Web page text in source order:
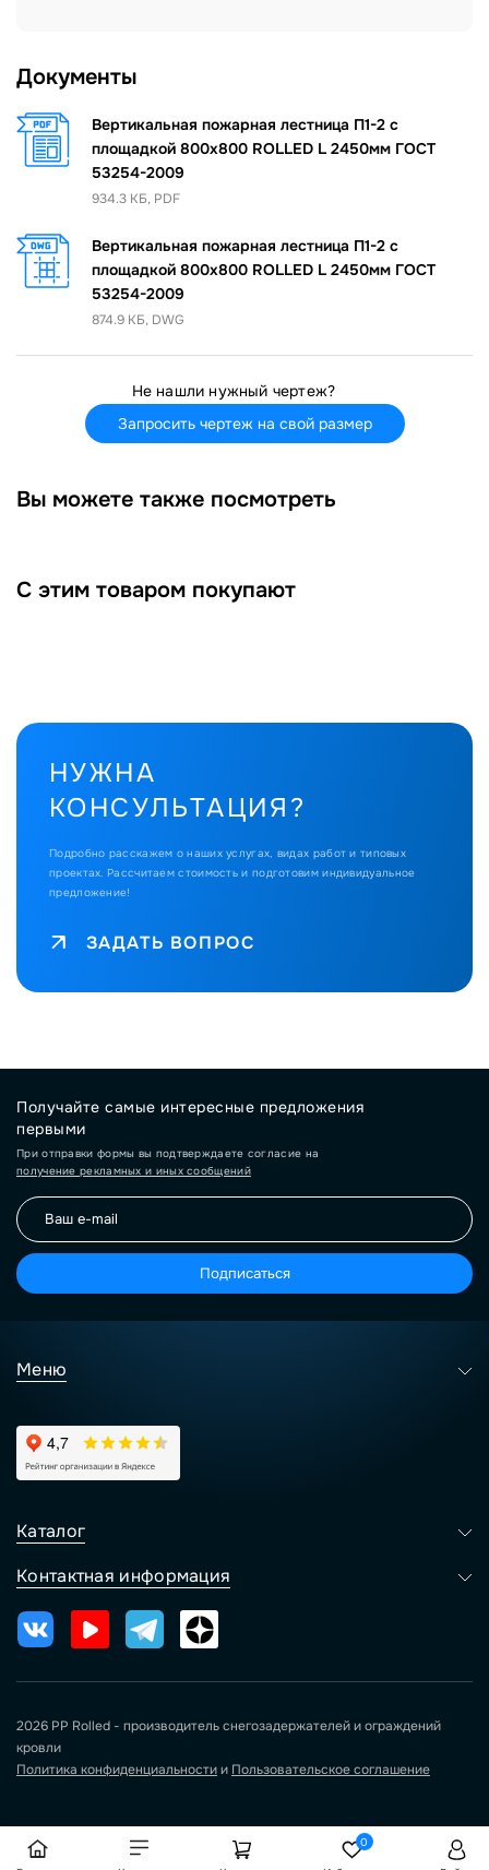
0
Документы
Вертикальная пожарная лестница П1-2 с
площадкой 800х800 ROLLED L 2450мм ГОСТ
53254-2009
934.3 КБ, PDF
Вертикальная пожарная лестница П1-2 с
площадкой 800х800 ROLLED L 2450мм ГОСТ
53254-2009
874.9 КБ, DWG
Не нашли нужный чертеж?
Запросить чертеж на свой размер
Вы можете также посмотреть
С этим товаром покупают
НУЖНА
КОНСУЛЬТАЦИЯ?
Подробно расскажем о наших услугах, видах работ и типовых
проектах. Рассчитаем стоимость и подготовим индивидуальное
предложение!
ЗАДАТЬ ВОПРОС
Получайте самые интересные предложения
первыми
При отправки формы вы подтверждаете согласие на
получение рекламных и иных сообщений
Подписаться
Меню
Каталог
Контактная информация
2026 PP Rolled - производитель снегозадержателей и ограждений
кровли
Политика конфиденциальностии Пользовательское соглашение